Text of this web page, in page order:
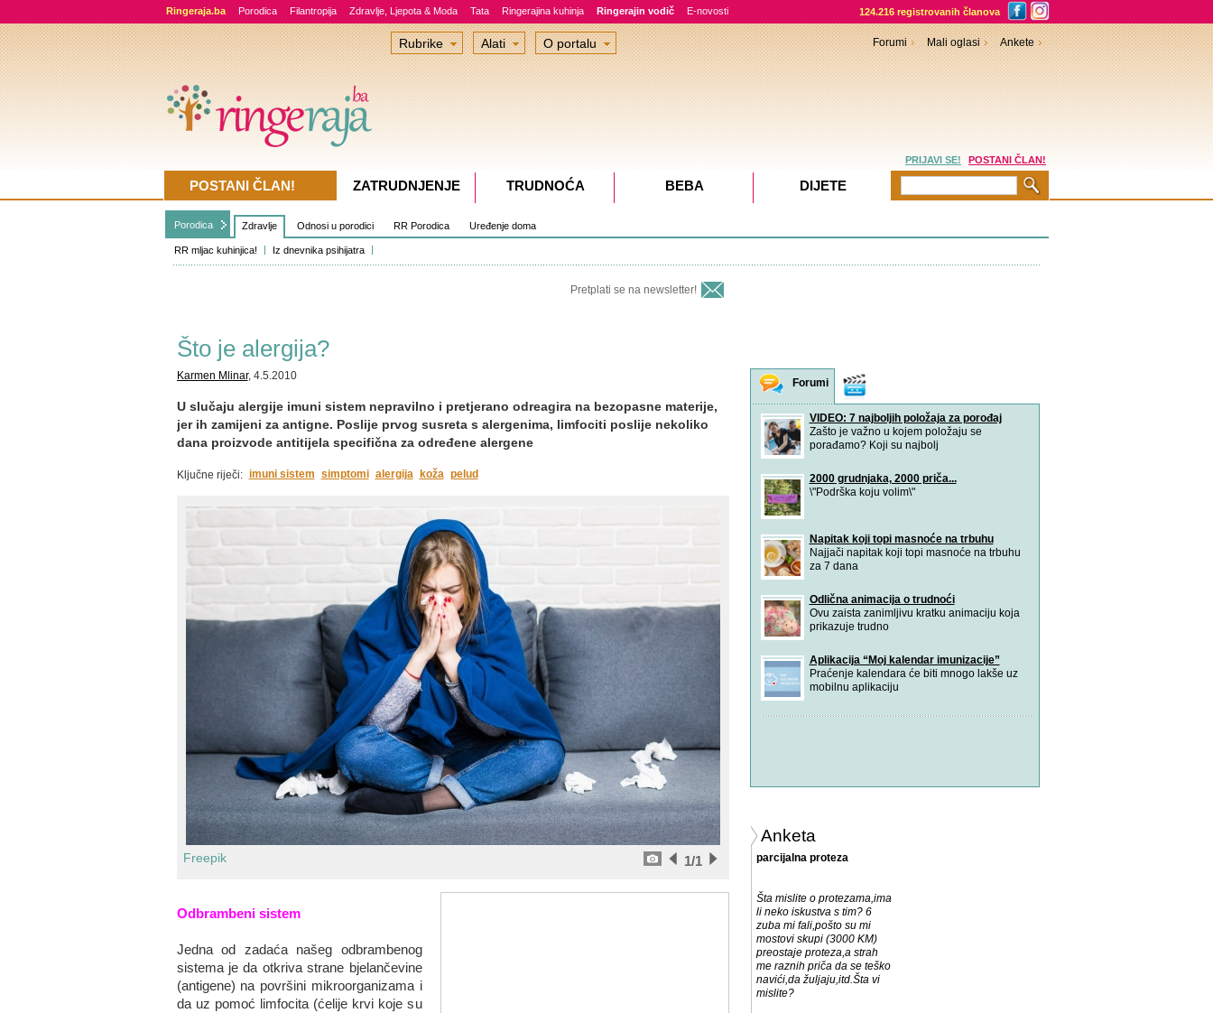
Ringeraja.ba Porodica Filantropija Zdravlje, Ljepota & Moda Tata Ringerajina kuhinja Ringerajin vodič E-novosti 124.216 registrovanih članova
Porodica Zdravlje
RR mljac kuhinjica! Iz dnevnika psihijatra
Odnosi u porodici RR Porodica Uređenje doma
Pretplati se na newsletter!
Što je alergija?
Karmen Mlinar, 4.5.2010
U slučaju alergije imuni sistem nepravilno i pretjerano odreagira na bezopasne materije,
jer ih zamijeni za antigne. Poslije prvog susreta s alergenima, limfociti poslije nekoliko
dana proizvode antitijela specifična za određene alergene
Ključne riječi: imuni sistem simptomi alergija koža pelud
Freepik /1
1
Odbrambeni sistem
Jedna od zadaća našeg odbrambenog
sistema je da otkriva strane bjelančevine
(antigene) na površini mikroorganizama i
da uz pomoć limfocita (ćelije krvi koje su
Forumi
VIDEO: 7 najboljih položaja za porođaj
Zašto je važno u kojem položaju se
porađamo? Koji su najbolj
2000 grudnjaka, 2000 priča...
\"Podrška koju volim\"
Napitak koji topi masnoće na trbuhu
Najjači napitak koji topi masnoće na trbuhu
za 7 dana
Odlična animacija o trudnoći
Ovu zaista zanimljivu kratku animaciju koja
prikazuje trudno
Aplikacija “Moj kalendar imunizacije”
Praćenje kalendara će biti mnogo lakše uz
mobilnu aplikaciju
Anketa
parcijalna proteza
Šta mislite o protezama,ima
li neko iskustva s tim? 6
zuba mi fali,pošto su mi
mostovi skupi (3000 KM)
preostaje proteza,a strah
me raznih priča da se teško
navići,da žuljaju,itd.Šta vi
mislite?
Rubrike Alati O portalu Forumi Mali oglasi Ankete
PRIJAVI SE! POSTANI ČLAN!
POSTANI ČLAN! ZATRUDNJENJE TRUDNOĆA BEBA DIJETE